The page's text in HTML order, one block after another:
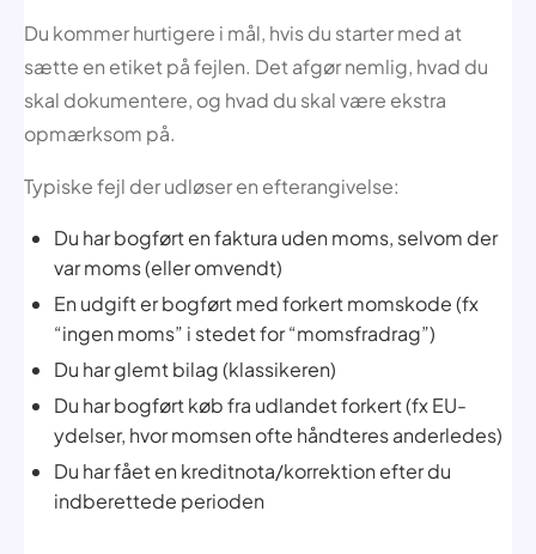
Du kommer hurtigere i mål, hvis du starter med at
sætte en etiket på fejlen. Det afgør nemlig, hvad du
skal dokumentere, og hvad du skal være ekstra
opmærksom på.
Typiske fejl der udløser en efterangivelse:
Du har bogført en faktura uden moms, selvom der
var moms (eller omvendt)
En udgift er bogført med forkert momskode (fx
“ingen moms” i stedet for “momsfradrag”)
Du har glemt bilag (klassikeren)
Du har bogført køb fra udlandet forkert (fx EU-
ydelser, hvor momsen ofte håndteres anderledes)
Du har fået en kreditnota/korrektion efter du
indberettede perioden